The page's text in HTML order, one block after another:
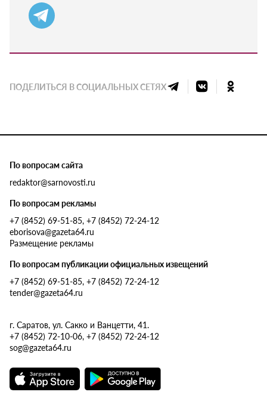
ПОДЕЛИТЬСЯ В СОЦИАЛЬНЫХ СЕТЯХ
По вопросам сайта
redaktor@sarnovosti.ru
По вопросам рекламы
+7 (8452) 69-51-85, +7 (8452) 72-24-12
eborisova@gazeta64.ru
Размещение рекламы
По вопросам публикации официальных извещений
+7 (8452) 69-51-85, +7 (8452) 72-24-12
tender@gazeta64.ru
г. Саратов, ул. Сакко и Ванцетти, 41.
+7 (8452) 72-10-06, +7 (8452) 72-24-12
sog@gazeta64.ru